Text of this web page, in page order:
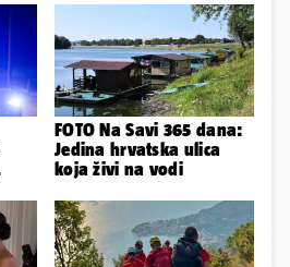
FOTO Na Savi 365 dana:
Jedina hrvatska ulica
koja živi na vodi